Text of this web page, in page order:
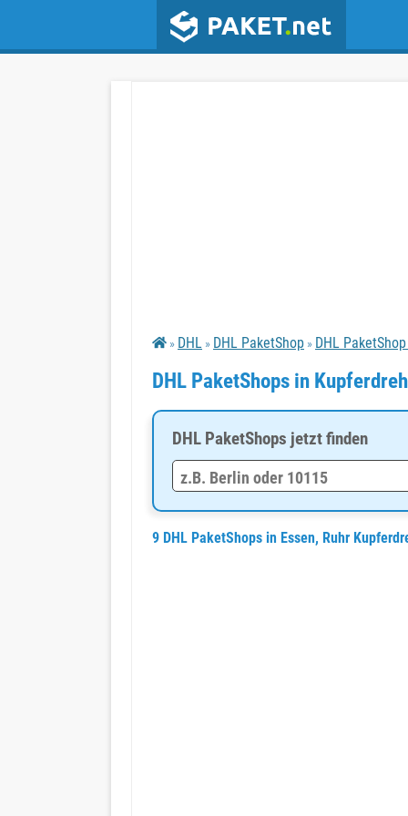
» DHL » DHL PaketShop » DHL
DHL PaketShops in
DHL PaketShops jetzt finden
9 DHL PaketShops in Essen, Ruhr